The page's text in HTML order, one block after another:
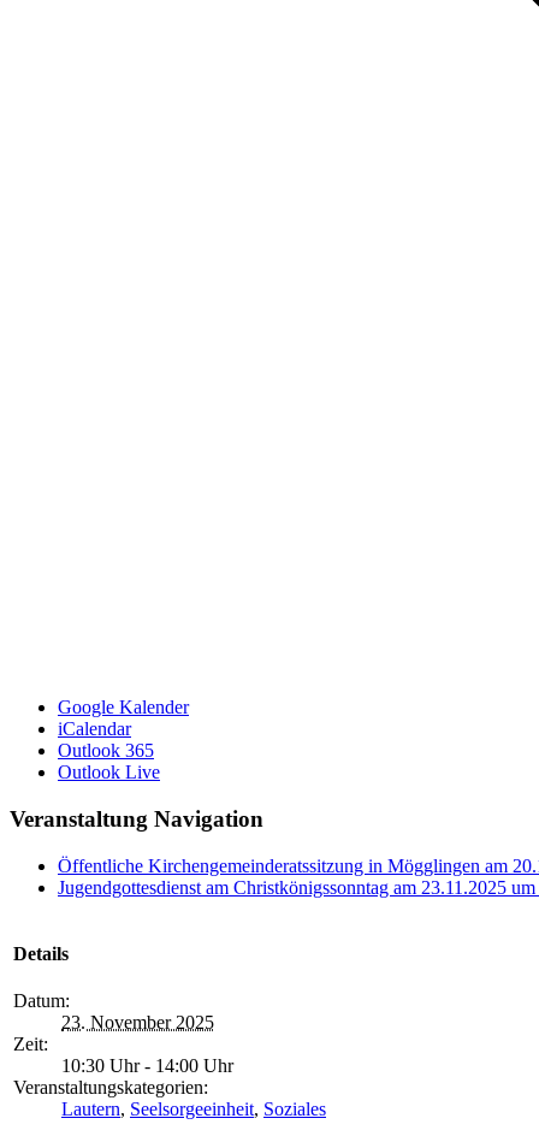
Google Kalender
iCalendar
Outlook 365
Outlook Live
Veranstaltung Navigation
Öffentliche Kirchengemeinderatssitzung in Mögglingen am
Jugendgottesdienst am Christkönigssonntag am 23.11.2025
Details
Datum:
23. November 2025
Zeit:
10:30 Uhr - 14:00 Uhr
Veranstaltungskategorien:
Lautern, Seelsorgeeinheit, Soziales